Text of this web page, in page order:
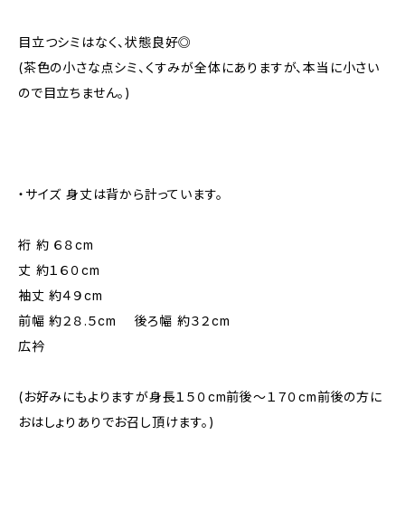
目立つシミはなく、状態良好◎
(茶色の小さな点シミ、くすみが全体にありますが、本当に小さい
ので目立ちません。)
・サイズ 身丈は背から計っています。
裄 約 ６８cm
丈 約１６０cm
袖丈 約４９cm
前幅 約２８.５cm 後ろ幅 約３２cm
広衿
(お好みにもよりますが身長１５０cm前後～１７０cm前後の方に
おはしょりありでお召し頂けます。)